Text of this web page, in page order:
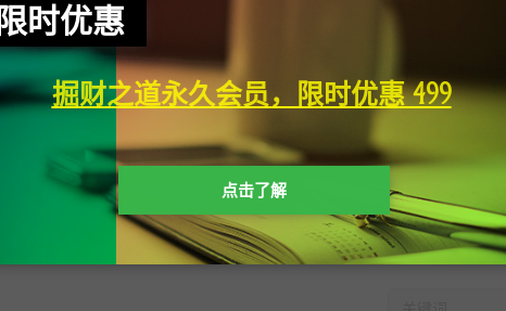
快速搜索
限时优惠
掘财之道永久会员，限时优惠 499
点击了解